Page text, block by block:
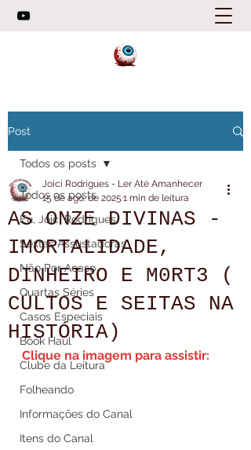
Post
Todos os posts
Eu, Joici Rodrigues
Sextas Assustadoras
Não Por Acaso
Quartas Séries
Casos Especiais
Book Haul
Clube da Leitura
Folheando
Informações do Canal
Itens do Canal
Todos os posts
AS ONZE DIVINAS -
IMORTALIDADE,
DINHEIRO E M0RT3 (
CULTOS E SEITAS NA
HISTÓRIA)
Joici Rodrigues - Ler Até Amanhecer
15 de ago. de 2025 1 min de leitura
Clique na imagem para assistir: